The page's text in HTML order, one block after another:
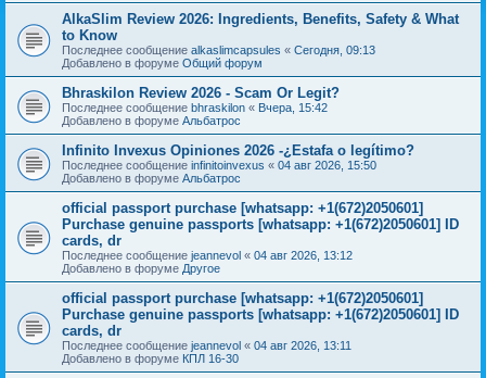
AlkaSlim Review 2026: Ingredients, Benefits, Safety & What
to Know
Последнее сообщение alkaslimcapsules « Сегодня, 09:13
Добавлено в форуме Общий форум
Bhraskilon Review 2026 - Scam Or Legit?
Последнее сообщение bhraskilon « Вчера, 15:42
Добавлено в форуме Альбатрос
Infinito Invexus Opiniones 2026 -¿Estafa o legítimo?
Последнее сообщение infinitoinvexus « 04 авг 2026, 15:50
Добавлено в форуме Альбатрос
official passport purchase [whatsapp: +1(672)2050601]
Purchase genuine passports [whatsapp: +1(672)2050601] ID
cards, dr
Последнее сообщение jeannevol « 04 авг 2026, 13:12
Добавлено в форуме Другое
official passport purchase [whatsapp: +1(672)2050601]
Purchase genuine passports [whatsapp: +1(672)2050601] ID
cards, dr
Последнее сообщение jeannevol « 04 авг 2026, 13:11
Добавлено в форуме КПЛ 16-30